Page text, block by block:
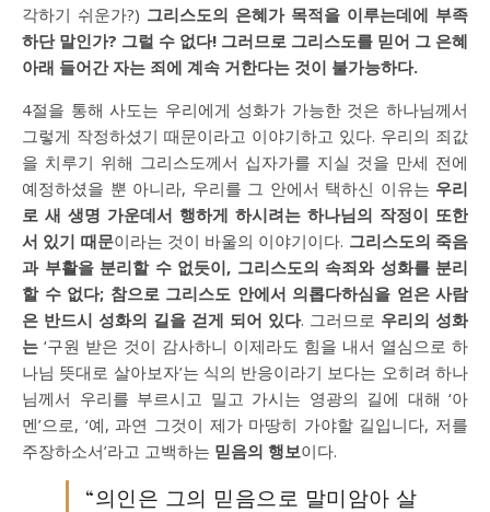
각하기 쉬운가?) 그리스도의 은혜가 목적을 이루는데에 부족
하단 말인가? 그럴 수 없다! 그러므로 그리스도를 믿어 그 은혜
아래 들어간 자는 죄에 계속 거한다는 것이 불가능하다.
4절을 통해 사도는 우리에게 성화가 가능한 것은 하나님께서
그렇게 작정하셨기 때문이라고 이야기하고 있다. 우리의 죄값
을 치루기 위해 그리스도께서 십자가를 지실 것을 만세 전에
예정하셨을 뿐 아니라, 우리를 그 안에서 택하신 이유는 우리
로 새 생명 가운데서 행하게 하시려는 하나님의 작정이 또한
서 있기 때문이라는 것이 바울의 이야기이다. 그리스도의 죽음
과 부활을 분리할 수 없듯이, 그리스도의 속죄와 성화를 분리
할 수 없다; 참으로 그리스도 안에서 의롭다하심을 얻은 사람
은 반드시 성화의 길을 걷게 되어 있다. 그러므로 우리의 성화
는 ‘구원 받은 것이 감사하니 이제라도 힘을 내서 열심으로 하
나님 뜻대로 살아보자’는 식의 반응이라기 보다는 오히려 하나
님께서 우리를 부르시고 밀고 가시는 영광의 길에 대해 ‘아
멘’으로, ‘예, 과연 그것이 제가 마땅히 가야할 길입니다, 저를
주장하소서’라고 고백하는 믿음의 행보이다.
“의인은 그의 믿음으로 말미암아 살